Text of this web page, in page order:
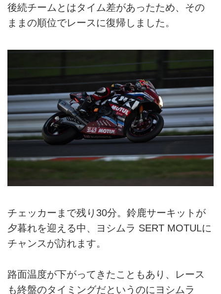
後続チームとはタイム差があったため、その
ままの順位でレースに復帰しました。
チェッカーまで残り30分。鈴鹿サーキットが
夕暮れを迎える中、ヨシムラ SERT MOTULに
チャンスが訪れます。
路面温度が下がってきたこともあり、レース
も終盤のタイミングだというのにヨシムラ